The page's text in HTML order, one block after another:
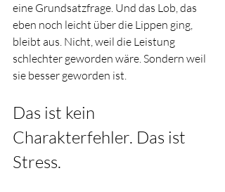
eine Grundsatzfrage. Und das Lob, das
eben noch leicht über die Lippen ging,
bleibt aus. Nicht, weil die Leistung
schlechter geworden wäre. Sondern weil
sie besser geworden ist.
Das ist kein
Charakterfehler. Das ist
Stress.